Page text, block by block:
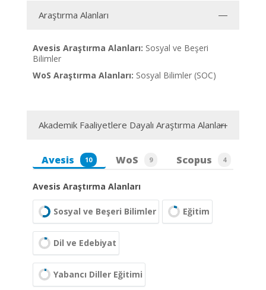
Araştırma Alanları
Avesis Araştırma Alanları: Sosyal ve Beşeri
Bilimler
WoS Araştırma Alanları: Sosyal Bilimler (SOC)
Akademik Faaliyetlere Dayalı Araştırma Alanları
Avesis 10 WoS 9 Scopus 4
Avesis Araştırma Alanları
Sosyal ve Beşeri Bilimler Eğitim
Dil ve Edebiyat
Yabancı Diller Eğitimi